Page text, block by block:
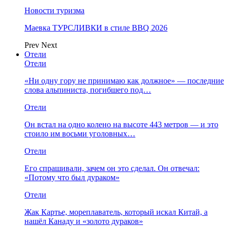
Новости туризма
Маевка ТУРСЛИВКИ в стиле BBQ 2026
Prev Next
Отели
Отели
«Ни одну гору не принимаю как должное» — последние
слова альпиниста, погибшего под…
Отели
Он встал на одно колено на высоте 443 метров — и это
стоило им восьми уголовных…
Отели
Его спрашивали, зачем он это сделал. Он отвечал:
«Потому что был дураком»
Отели
Жак Картье, мореплаватель, который искал Китай, а
нашёл Канаду и «золото дураков»